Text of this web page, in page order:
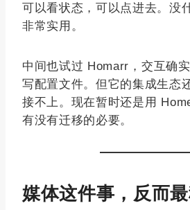
可以看状态，可以点进去。没
非常实用。
中间也试过 Homarr，交互确
写配置文件。但它的集成生态
接不上。现在暂时还是用
有没有迁移的必要。
媒体这件事，反而